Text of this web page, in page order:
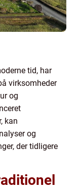
tid, har
virksomheder
og
kan
og
der tidligere